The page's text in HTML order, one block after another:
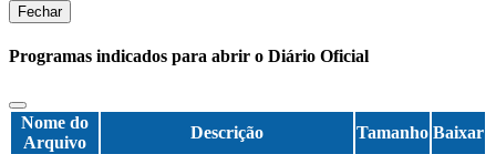
Fechar
Programas indicados para abrir o Diário Oficial
Nome do
Arquivo
Descrição Tamanho Baixar